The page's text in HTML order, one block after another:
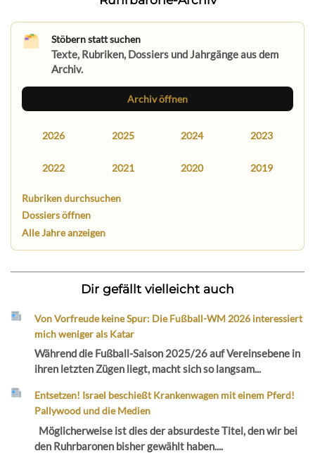
Stöbern statt suchen
Texte, Rubriken, Dossiers und Jahrgänge aus dem
Archiv.
Archiv öffnen
2026 2025 2024 2023
2022 2021 2020 2019
Rubriken durchsuchen
Dossiers öffnen
Alle Jahre anzeigen
Dir gefällt vielleicht auch
Von Vorfreude keine Spur: Die Fußball-WM 2026 interessiert
mich weniger als Katar
Während die Fußball-Saison 2025/26 auf Vereinsebene in
ihren letzten Zügen liegt, macht sich so langsam...
Entsetzen! Israel beschießt Krankenwagen mit einem Pferd!
Pallywood und die Medien
Möglicherweise ist dies der absurdeste Titel, den wir bei
den Ruhrbaronen bisher gewählt haben....